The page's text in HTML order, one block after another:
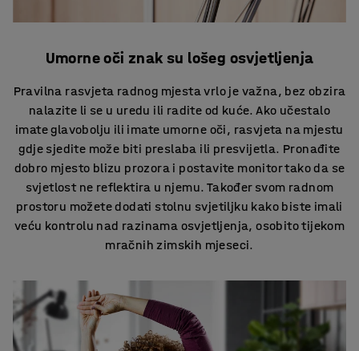
Umorne oči znak su lošeg osvjetljenja
Pravilna rasvjeta radnog mjesta vrlo je važna, bez obzira
nalazite li se u uredu ili radite od kuće. Ako učestalo
imate glavobolju ili imate umorne oči, rasvjeta na mjestu
gdje sjedite može biti preslaba ili presvijetla. Pronađite
dobro mjesto blizu prozora i postavite monitor tako da se
svjetlost ne reflektira u njemu. Također svom radnom
prostoru možete dodati stolnu svjetiljku kako biste imali
veću kontrolu nad razinama osvjetljenja, osobito tijekom
mračnih zimskih mjeseci.